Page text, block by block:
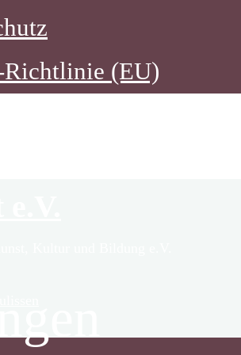
(EU)